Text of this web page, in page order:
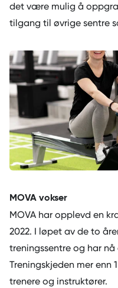
det være mulig å
tilgang til øvrige sentre
MOVA vokser
MOVA har opplevd en
2022. I løpet av de to
treningssentre og har
Treningskjeden mer enn
trenere og instruktører.